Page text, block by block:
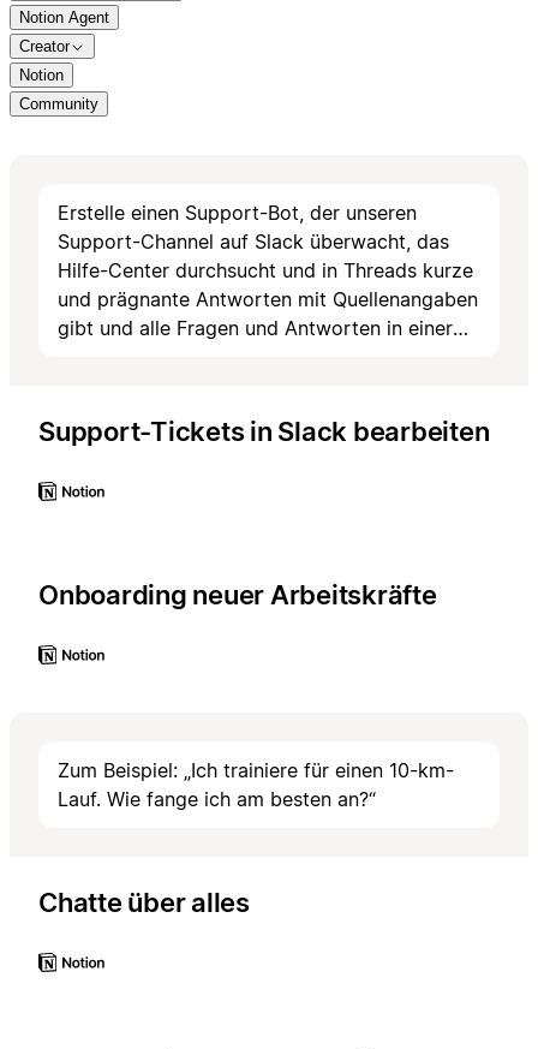
Notion Agent
Creator
Notion
Community
Erstelle einen Support-Bot, der unseren
Support-Channel auf Slack überwacht, das
Hilfe-Center durchsucht und in Threads kurze
und prägnante Antworten mit Quellenangaben
gibt und alle Fragen und Antworten in einer
werden, erstelle eine Aufgabe in einer
„Datenbank für Anfragen zur Aktualisierung
vorgeschlagenen Inhalt und Links zu Slack-
FAQ-Datenbank als „Geklärt“ oder „Ungeklärt“
zu aktualisieren.
Support-Tickets in Slack bearbeiten
Onboarding neuer Arbeitskräfte
Zum Beispiel: „Ich trainiere für einen 10-km-
Lauf. Wie fange ich am besten an?“
Chatte über alles